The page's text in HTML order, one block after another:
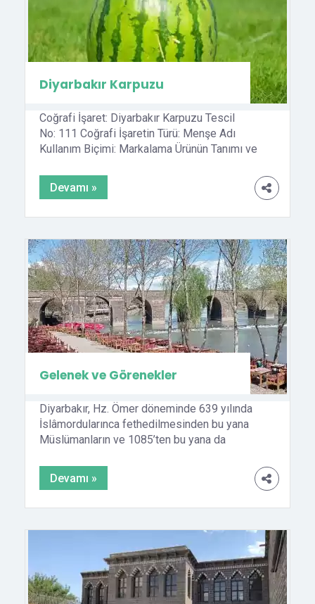
Diyarbakır Karpuzu
Coğrafi İşaret: Diyarbakır Karpuzu Tescil
No: 111 Coğrafi İşaretin Türü: Menşe Adı
Kullanım Biçimi: Markalama Ürünün Tanımı ve
ait olan ve irilikleri itibariyle dünyaca meşhur
olan Diyarbakır Karpuzları yuvarlak-oval şekilli,
Kış ve Ferik adları ile tanınan tiplerin eskiden
yaygın olarak yetiştirildiği bilinmektedir. Ancak
[…]
Devamı »
Gelenek ve Görenekler
Diyarbakır, Hz. Ömer döneminde 639 yılında
İslâmordularınca fethedilmesinden bu yana
Müslümanların ve 1085’ten bu yana da
Türk-İslâm kültürü ile yoğrulmuştur.
Selçuklular, İnaloğulları,
göreneklerinde belirleyici rol oynamıştır. Halk
arasında birlik, beraberlik, dayanışma oldukça
yoğundur. Bu durum geleneklere daha sıkı
sarılmayı, inançlarına daha fazla sahip […]
Devamı »